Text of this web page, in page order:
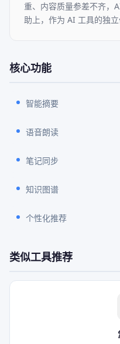
重、内容质量参差不齐，
助上，作为 AI 工具的独立
核心功能
智能摘要
语音朗读
笔记同步
知识图谱
个性化推荐
类似工具推荐